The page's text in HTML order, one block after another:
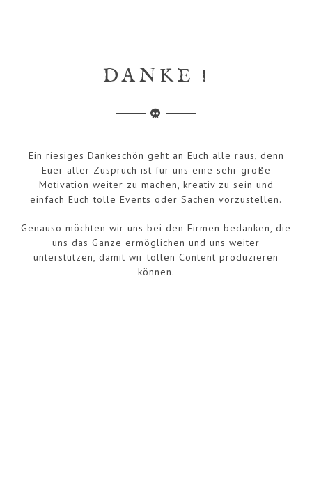
DANKE !
Ein riesiges Dankeschön geht an Euch alle raus, denn
Euer aller Zuspruch ist für uns eine sehr große
Motivation weiter zu machen, kreativ zu sein und
einfach Euch tolle Events oder Sachen vorzustellen.
Genauso möchten wir uns bei den Firmen bedanken, die
uns das Ganze ermöglichen und uns weiter
unterstützen, damit wir tollen Content produzieren
können.